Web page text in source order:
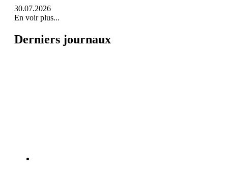
30.07.2026
En voir plus...
Derniers journaux